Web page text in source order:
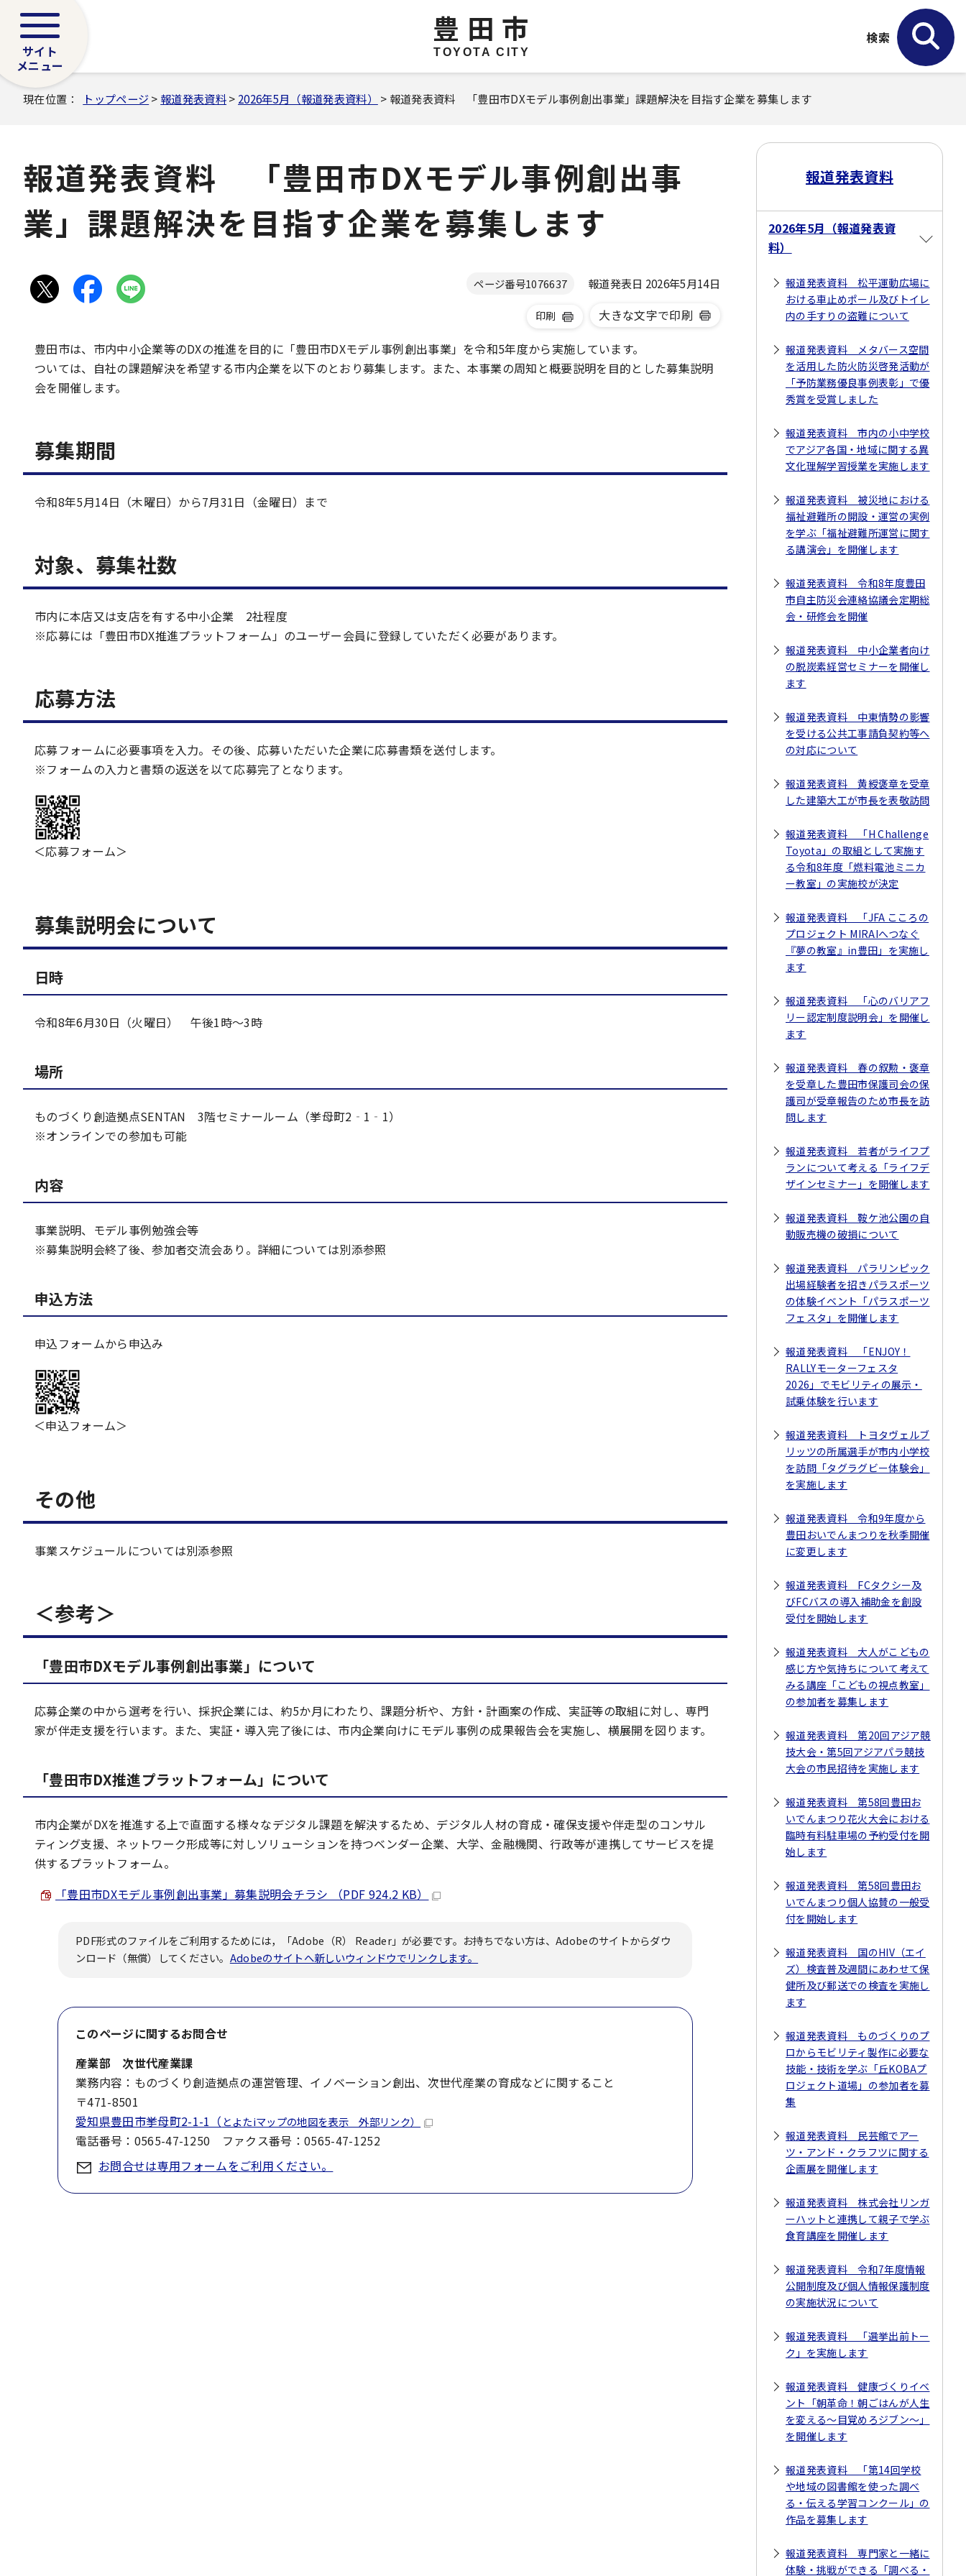
豊田市
TOYOTA CITY
サイト
メニュー
検索
現在位置： トップページ > 報道発表資料> 2026年5月（報道発表資料） > 報道発表資料 「豊田市DXモデル事例創出事業」課題解決を目指す企業を募集します
報道発表資料 「豊田市DXモデル事例創出事
業」課題解決を目指す企業を募集します
ページ番号1076637 報道発表日 2026年5月14日
印刷
大きな文字で印刷
豊田市は、市内中小企業等のDXの推進を目的に「豊田市DXモデル事例創出事業」を令和5年度から実施しています。
ついては、自社の課題解決を希望する市内企業を以下のとおり募集します。また、本事業の周知と概要説明を目的とした募集説明
会を開催します。
募集期間
令和8年5月14日（木曜日）から7月31日（金曜日）まで
対象、募集社数
市内に本店又は支店を有する中小企業 2社程度
※応募には「豊田市DX推進プラットフォーム」のユーザー会員に登録していただく必要があります。
応募方法
応募フォームに必要事項を入力。その後、応募いただいた企業に応募書類を送付します。
※フォームの入力と書類の返送を以て応募完了となります。
＜応募フォーム＞
募集説明会について
日時
令和8年6月30日（火曜日） 午後1時～3時
場所
ものづくり創造拠点SENTAN 3階セミナールーム（挙母町2‐1‐1）
※オンラインでの参加も可能
内容
事業説明、モデル事例勉強会等
※募集説明会終了後、参加者交流会あり。詳細については別添参照
申込方法
申込フォームから申込み
＜申込フォーム＞
その他
事業スケジュールについては別添参照
＜参考＞
「豊田市DXモデル事例創出事業」について
応募企業の中から選考を行い、採択企業には、約5か月にわたり、課題分析や、方針・計画案の作成、実証等の取組に対し、専門
家が伴走支援を行います。また、実証・導入完了後には、市内企業向けにモデル事例の成果報告会を実施し、横展開を図ります。
「豊田市DX推進プラットフォーム」について
市内企業がDXを推進する上で直面する様々なデジタル課題を解決するため、デジタル人材の育成・確保支援や伴走型のコンサル
ティング支援、ネットワーク形成等に対しソリューションを持つベンダー企業、大学、金融機関、行政等が連携してサービスを提
供するプラットフォーム。
「豊田市DXモデル事例創出事業」募集説明会チラシ （PDF 924.2 KB）
PDF形式のファイルをご利用するためには，「Adobe（R） Reader」が必要です。お持ちでない方は、Adobeのサイトからダウ
ンロード（無償）してください。 Adobeのサイトへ新しいウィンドウでリンクします。
このページに関するお問合せ
産業部 次世代産業課
業務内容：ものづくり創造拠点の運営管理、イノベーション創出、次世代産業の育成などに関すること
〒471-8501
愛知県豊田市挙母町2-1-1（ とよたiマップの地図を表示 外部リンク）
電話番号：0565-47-1250 ファクス番号：0565-47-1252
お問合せは専用フォームをご利用ください。
報道発表資料
2026年5月（報道発表資
料）
報道発表資料 松平運動広場に
おける車止めポール及びトイレ
内の手すりの盗難について
報道発表資料 メタバース空間
を活用した防火防災啓発活動が
「予防業務優良事例表彰」で優
秀賞を受賞しました
報道発表資料 市内の小中学校
でアジア各国・地域に関する異
文化理解学習授業を実施します
報道発表資料 被災地における
福祉避難所の開設・運営の実例
を学ぶ「福祉避難所運営に関す
る講演会」を開催します
報道発表資料 令和8年度豊田
市自主防災会連絡協議会定期総
会・研修会を開催
報道発表資料 中小企業者向け
の脱炭素経営セミナーを開催し
ます
報道発表資料 中東情勢の影響
を受ける公共工事請負契約等へ
の対応について
報道発表資料 黄綬褒章を受章
した建築大工が市長を表敬訪問
報道発表資料 「H Challenge
Toyota」の取組として実施す
る令和8年度「燃料電池ミニカ
ー教室」の実施校が決定
報道発表資料 「JFA こころの
プロジェクト MIRAIへつなぐ
『夢の教室』in豊田」を実施し
ます
報道発表資料 「心のバリアフ
リー認定制度説明会」を開催し
ます
報道発表資料 春の叙勲・褒章
を受章した豊田市保護司会の保
護司が受章報告のため市長を訪
問します
報道発表資料 若者がライフプ
ランについて考える「ライフデ
ザインセミナー」を開催します
報道発表資料 鞍ケ池公園の自
動販売機の破損について
報道発表資料 パラリンピック
出場経験者を招きパラスポーツ
の体験イベント「パラスポーツ
フェスタ」を開催します
報道発表資料 「ENJOY！
RALLYモーターフェスタ
2026」でモビリティの展示・
試乗体験を行います
報道発表資料 トヨタヴェルブ
リッツの所属選手が市内小学校
を訪問「タグラグビー体験会」
を実施します
報道発表資料 令和9年度から
豊田おいでんまつりを秋季開催
に変更します
報道発表資料 FCタクシー及
びFCバスの導入補助金を創設
受付を開始します
報道発表資料 大人がこどもの
感じ方や気持ちについて考えて
みる講座「こどもの視点教室」
の参加者を募集します
報道発表資料 第20回アジア競
技大会・第5回アジアパラ競技
大会の市民招待を実施します
報道発表資料 第58回豊田お
いでんまつり花火大会における
臨時有料駐車場の予約受付を開
始します
報道発表資料 第58回豊田お
いでんまつり個人協賛の一般受
付を開始します
報道発表資料 国のHIV（エイ
ズ）検査普及週間にあわせて保
健所及び郵送での検査を実施し
ます
報道発表資料 ものづくりのプ
ロからモビリティ製作に必要な
技能・技術を学ぶ「丘KOBAプ
ロジェクト道場」の参加者を募
集
報道発表資料 民芸館でアー
ツ・アンド・クラフツに関する
企画展を開催します
報道発表資料 株式会社リンガ
ーハットと連携して親子で学ぶ
食育講座を開催します
報道発表資料 令和7年度情報
公開制度及び個人情報保護制度
の実施状況について
報道発表資料 「選挙出前トー
ク」を実施します
報道発表資料 健康づくりイベ
ント「朝革命！朝ごはんが人生
を変える～目覚めろジブン～」
を開催します
報道発表資料 「第14回学校
や地域の図書館を使った調べ
る・伝える学習コンクール」の
作品を募集します
報道発表資料 専門家と一緒に
体験・挑戦ができる「調べる・